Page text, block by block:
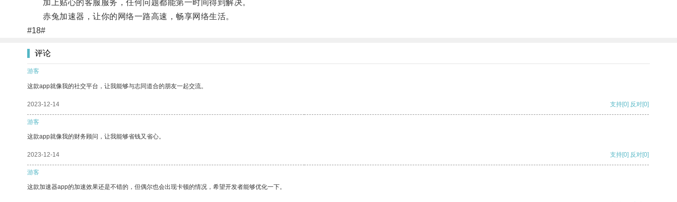
加上贴心的客服服务，任何问题都能第一时间得到解决。
赤兔加速器，让你的网络一路高速，畅享网络生活。
#18#
评论
游客
这款app就像我的社交平台，让我能够与志同道合的朋友一起交流。
2023-12-14 支持[0] 反对[0]
游客
这款app就像我的财务顾问，让我能够省钱又省心。
2023-12-14 支持[0] 反对[0]
游客
这款加速器app的加速效果还是不错的，但偶尔也会出现卡顿的情况，希望开发者能够优化一下。